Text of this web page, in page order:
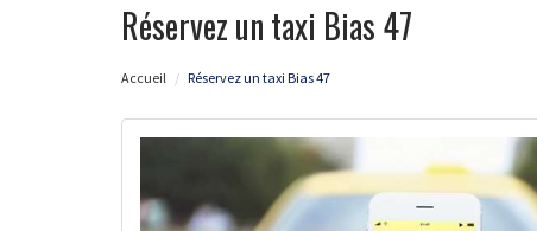
Réservez un taxi Bias 47
Accueil Réservez un taxi Bias 47